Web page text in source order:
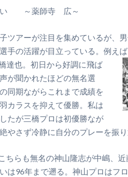
い ～薬師寺 広～
ツアーが注目を集めているが、
手の活躍が目立っている。例え
達也。 初日から好調に飛ば
が聞かれたほどの無名選
同期ながらこれまで成績を
カラスを抑えて優勝。私は
たが三橋プロは初優勝なが
やさず冷静に自分のプレーを振り
ちらも無名の神山隆志が中嶋、
は96年まで遡る。神山プロはフ